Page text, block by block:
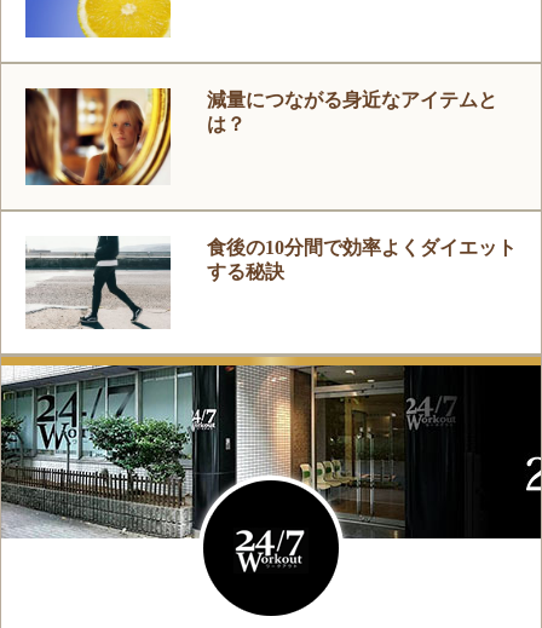
減量につながる身近なアイテムと
は？
食後の10分間で効率よくダイエット
する秘訣